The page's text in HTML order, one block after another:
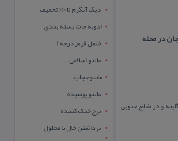
در محله
و در ضلع جنوبی
دیگ آبگرم تا 10% تخفیف
ادویه جات بسته بندی
فلفل قرمز درجه 1
مانتو اسلامی
مانتو حجاب
مانتو پوشیده
برج خنک کننده
برداشتن خال با محلول